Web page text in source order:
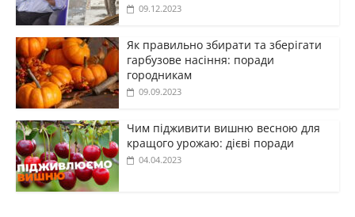
09.12.2023
Як правильно збирати та зберігати
гарбузове насіння: поради
городникам
09.09.2023
Чим підживити вишню весною для
кращого урожаю: дієві поради
04.04.2023